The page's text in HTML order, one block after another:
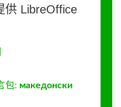
供 LibreOffice
包: македонски